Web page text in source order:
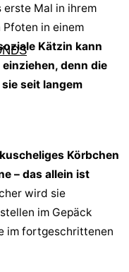
Mal in ihrem
in einem
Kätzin kann
denn die
seit langem
Körbchen
– das allein ist
wird sie
im Gepäck
im fortgeschrittenen